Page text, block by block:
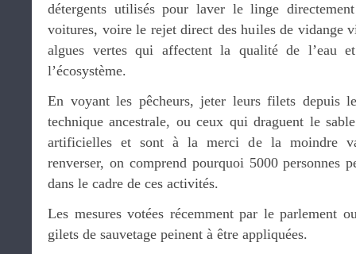
détergents utilisés pour laver le linge
voitures, voire le rejet direct des huiles de vidange
algues vertes qui affectent la qualité de l’eau
l’écosystème.
En voyant les pêcheurs, jeter leurs filets depuis
technique ancestrale, ou ceux qui draguent le
artificielles et sont à la merci de la moindre
renverser, on comprend pourquoi 5000 personnes
dans le cadre de ces activités.
Les mesures votées récemment par le parlement
gilets de sauvetage peinent à être appliquées.